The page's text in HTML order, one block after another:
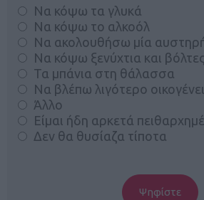
Να κόψω τα γλυκά
Να κόψω το αλκοόλ
Να ακολουθήσω μία
Να κόψω ξενύχτια και βόλτες
Τα μπάνια στη θάλασσα
Να βλέπω λιγότερο
Άλλο
Είμαι ήδη αρκετά
Δεν θα θυσίαζα τίποτα